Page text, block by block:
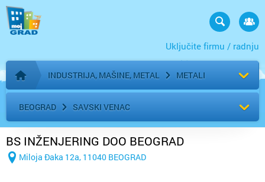
Uključite firmu / radnju
Početna stranica
INDUSTRIJA, MAŠINE, METAL METALI
BEOGRAD SAVSKI VENAC
BS INŽENJERING DOO BEOGRAD
Miloja Đaka 12a, 11040 BEOGRAD